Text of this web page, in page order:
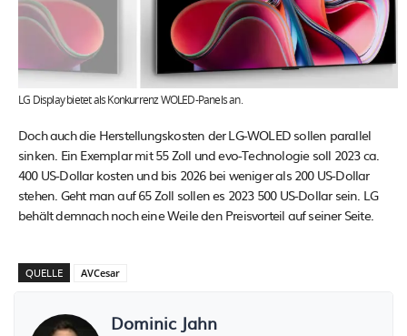
LG Display bietet als Konkurrenz WOLED-Panels an.
Doch auch die Herstellungskosten der LG-WOLED sollen parallel
sinken. Ein Exemplar mit 55 Zoll und evo-Technologie soll 2023 ca.
400 US-Dollar kosten und bis 2026 bei weniger als 200 US-Dollar
stehen. Geht man auf 65 Zoll sollen es 2023 500 US-Dollar sein. LG
behält demnach noch eine Weile den Preisvorteil auf seiner Seite.
QUELLE AVCesar
Dominic Jahn